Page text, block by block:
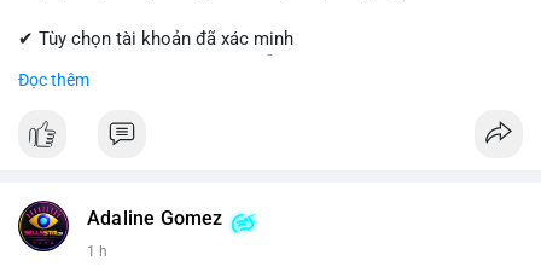
✔ Tùy chọn tài khoản đã xác minh
✔ Hỗ trợ khách hàng đáng tin cậy
Liên hệ ngay:
#shopify #shopifypayment #ecommerce
Đọc thêm
Adaline Gomez
1 h